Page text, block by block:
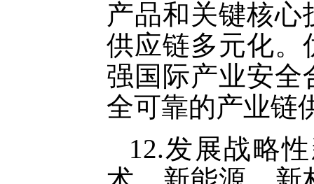
产品和关键核
供应链多元化。
强国际产业安全
全可靠的产业链
12.发展战略